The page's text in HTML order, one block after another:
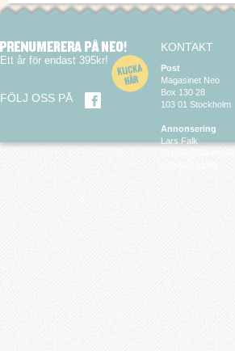
Ett år för endast 395kr!
FÖLJ OSS PÅ
KONTAKT
Post
Magasinet Neo
Box 130 28
103 01 Stockholm
Annonsering
Lars Falk